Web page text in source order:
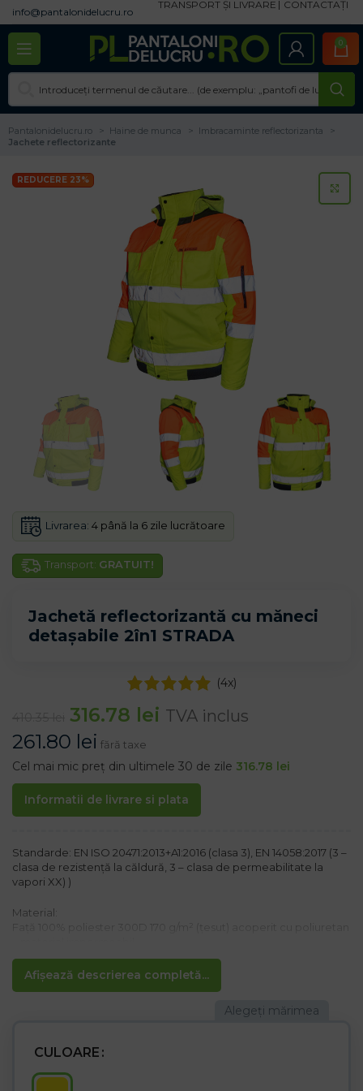
info@pantalonidelucru.ro
TRANSPORT ȘI LIVRARE CONTACTAȚI
0
Pantalonidelucru.ro Haine de munca
Imbracaminte reflectorizanta
Jachete reflectorizante
REDUCERE 23%
Jachetă reflectorizantă cu măneci
detașabile 2în1 STRADA
Transport: GRATUIT!
Livrarea: 4 până la 6 zile lucrătoare
(4x)
316.78 lei TVA inclus
261.80 lei fără taxe
Cel mai mic preț din ultimele 30 de zile 316.78 lei
Informatii de livrare si plata
Afișează descrierea completă...
Standarde: EN ISO 20471:2013+A1:2016 (clasa 3), EN 14058:2017 (3 –
clasa de rezistență la căldură, 3 – clasa de permeabilitate la
vapori XX) )
Material:
Izolație 100% poliester 180g/m2
Căptușeală 100% poliester 190T 60 g /m2
– Închidere cu fermoar cu imprimeu imprimat suplimentar
– Glugă neizolată cu șnur în guler< br />– Trei buzunare la piept
cu închidere velcro
– Buzunar de identitate pe partea dreaptă
CULOARE